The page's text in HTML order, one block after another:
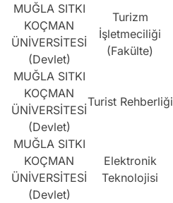
MUĞLA SITKI
KOÇMAN
ÜNİVERSİTESİ
(Devlet)
Turizm
İşletmeciliği
(Fakülte)
MUĞLA SITKI
KOÇMAN
ÜNİVERSİTESİ
(Devlet)
Turist Rehberliği
MUĞLA SITKI
KOÇMAN
ÜNİVERSİTESİ
(Devlet)
Elektronik
Teknolojisi